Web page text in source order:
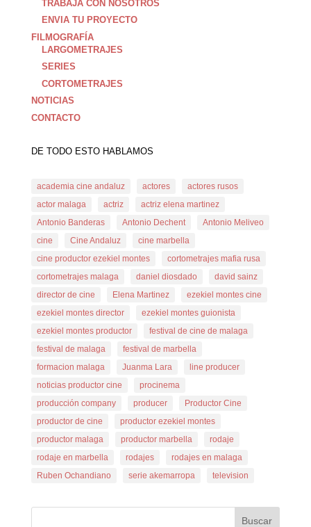
TRABAJA CON NOSOTROS
ENVIA TU PROYECTO
FILMOGRAFÍA
LARGOMETRAJES
SERIES
CORTOMETRAJES
NOTICIAS
CONTACTO
DE TODO ESTO HABLAMOS
academia cine andaluz actores
actores rusos
actor malaga
actriz
actriz elena martinez
Antonio Banderas
Antonio Dechent
Antonio Meliveo
cine
Cine Andaluz
cine marbella
cine productor ezekiel montes
cortometrajes mafia rusa
cortometrajes malaga
daniel diosdado
david sainz
director de cine
Elena Martinez
ezekiel montes cine
ezekiel montes director
ezekiel montes guionista
ezekiel montes productor
festival de cine de malaga
festival de malaga
festival de marbella
formacion malaga
Juanma Lara
line producer
noticias productor cine
procinema
producción company
producer
Productor Cine
productor de cine
productor ezekiel montes
productor malaga
productor marbella
rodaje
rodaje en marbella
rodajes
rodajes en malaga
Ruben Ochandiano
serie akemarropa television
Buscar